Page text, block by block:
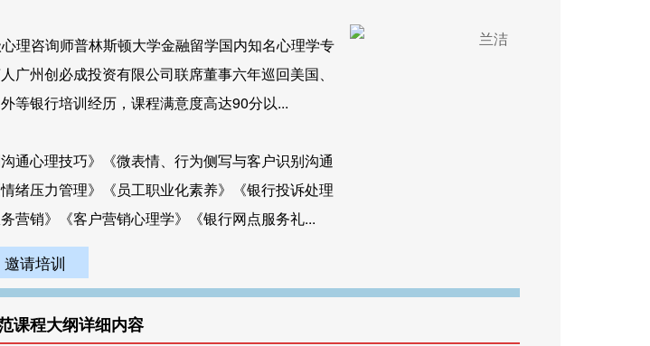
理咨询师普林斯顿大学金融留学国内知名心理学专
广州创必成投资有限公司联席董事六年巡回美国、
等银行培训经历，课程满意度高达90分以...
通心理技巧》《微表情、行为侧写与客户识别沟通
绪压力管理》《员工职业化素养》《银行投诉处理
营销》《客户营销心理学》《银行网点服务礼...
邀请培训
课程大纲详细内容